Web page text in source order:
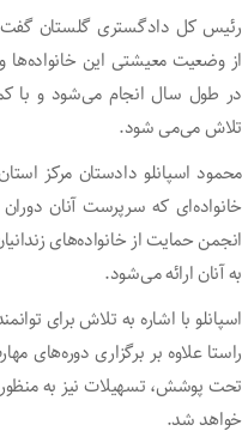
رئیس کل دادگستری گلستان
از وضعیت معیشتی این خانواده‌ها
در طول سال انجام می‌شود و با
تلاش می‌می شود.
خانواده‌ای که سرپرست آنان
انجمن حمایت از خانواده‌های
به آنان ارائه می‌شود.
اسپانلو با اشاره به تلاش برای
راستا علاوه بر برگزاری دوره‌های
تحت پوشش، تسهیلات نیز به
خواهد شد.